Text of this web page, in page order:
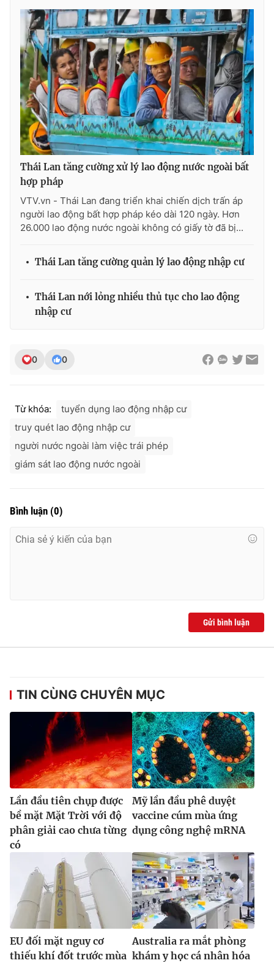
Email:toasoan@vtv.vn
Liên hệ quảng cáo:024-7300.7108
® Cấm sao chép dưới mọi hình thức nếu không có sự chấp
thuận bằng văn bản. Ghi rõ nguồn VTV.vn khi phát hành lại
Thái Lan tăng cường xử lý lao động nước ngoài bất
hợp pháp
VTV.vn - Thái Lan đang triển khai chiến dịch trấn áp
người lao động bất hợp pháp kéo dài 120 ngày. Hơn
26.000 lao động nước ngoài không có giấy tờ đã bị...
Thái Lan tăng cường quản lý lao động nhập cư
Thái Lan nới lỏng nhiều thủ tục cho lao động
nhập cư
0 0
Từ khóa:
tuyển dụng lao động nhập cư
truy quét lao động nhập cư
người nước ngoài làm việc trái phép
giám sát lao động nước ngoài
Bình luận (0)
Gửi bình luận
TIN CÙNG CHUYÊN MỤC
Lần đầu tiên chụp được
bề mặt Mặt Trời với độ
phân giải cao chưa từng
có
Mỹ lần đầu phê duyệt
vaccine cúm mùa ứng
dụng công nghệ mRNA
EU đối mặt nguy cơ
thiếu khí đốt trước mùa
Australia ra mắt phòng
khám y học cá nhân hóa